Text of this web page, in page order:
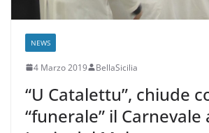
NEWS
4 Marzo 2019 BellaSicilia
“U Catalettu”, chiude
“funerale” il Carnevale